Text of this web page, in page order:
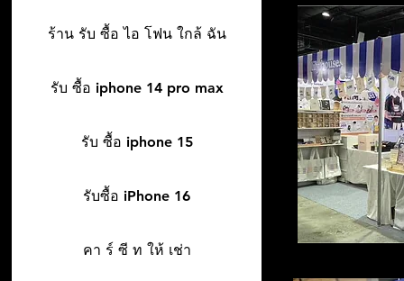
ร้าน รับ ซื้อ ไอ โฟน ใกล้ ฉัน
รับ ซื้อ iphone 14 pro max
รับ ซื้อ iphone 15
รับซื้อ iPhone 16
คา ร์ ซี ท ให้ เช่า